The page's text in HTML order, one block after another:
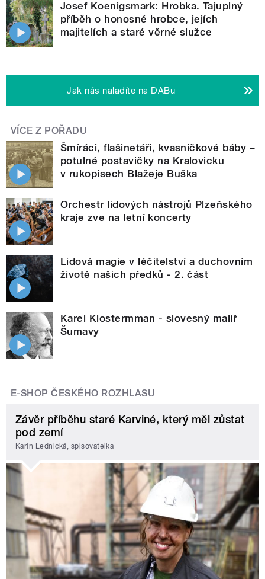
Josef Koenigsmark: Hrobka. Tajuplný
příběh o honosné hrobce, jejích
majitelích a staré věrné služce
Jak nás naladíte na DABu
VÍCE Z POŘADU
Šmíráci, flašinetáři, kvasničkové báby –
potulné postavičky na Kralovicku
v rukopisech Blažeje Buška
Orchestr lidových nástrojů Plzeňského
kraje zve na letní koncerty
Lidová magie v léčitelství a duchovním
životě našich předků - 2. část
Karel Klostermman - slovesný malíř
Šumavy
E-SHOP ČESKÉHO ROZHLASU
Závěr příběhu staré Karviné, který měl zůstat
pod zemí
Karin Lednická, spisovatelka